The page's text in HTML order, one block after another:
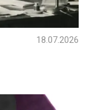
18.07.2026